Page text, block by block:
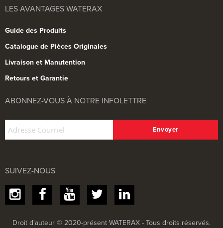
LES AVANTAGES WATERAX
Guide des Produits
Catalogue de Pièces Originales
Livraison et Manutention
Retours et Garantie
ABONNEZ-VOUS À NOTRE INFOLETTRE
SUIVEZ-NOUS
Droit d'auteur © 2020-présent WATERAX - Tous droits réservés.